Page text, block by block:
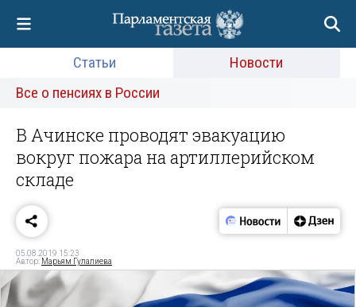
Статьи
Новости
Все о пенсиях в России
В Ачинске проводят эвакуацию
вокруг пожара на артиллерийском
складе
05.08.2019 15:23
Автор: Марьям Гулалиева